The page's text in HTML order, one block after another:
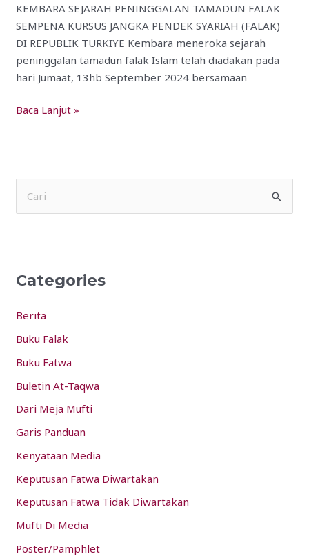
KEMBARA SEJARAH PENINGGALAN TAMADUN FALAK
SEMPENA KURSUS JANGKA PENDEK SYARIAH (FALAK)
DI REPUBLIK TURKIYE Kembara meneroka sejarah
peninggalan tamadun falak Islam telah diadakan pada
hari Jumaat, 13hb September 2024 bersamaan
TURKIYE
Baca Lanjut »
c
f
o
r
:
Categories
Berita
Buku Falak
Buku Fatwa
Buletin At-Taqwa
Dari Meja Mufti
Garis Panduan
Kenyataan Media
Keputusan Fatwa Diwartakan
Keputusan Fatwa Tidak Diwartakan
Mufti Di Media
Poster/Pamphlet